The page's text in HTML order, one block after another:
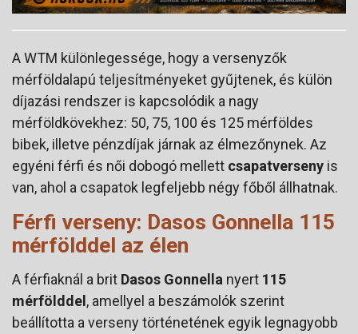
A WTM különlegessége, hogy a versenyzők
mérföldalapú teljesítményeket gyűjtenek, és külön
díjazási rendszer is kapcsolódik a nagy
mérföldkövekhez: 50, 75, 100 és 125 mérföldes
bibek, illetve pénzdíjak járnak az élmezőnynek. Az
egyéni férfi és női dobogó mellett csapatverseny is
van, ahol a csapatok legfeljebb négy főből állhatnak.
Férfi verseny: Dasos Gonnella 115
mérfölddel az élen
A férfiaknál a brit Dasos Gonnella nyert 115
mérfölddel, amellyel a beszámolók szerint
beállította a verseny történetének egyik legnagyobb